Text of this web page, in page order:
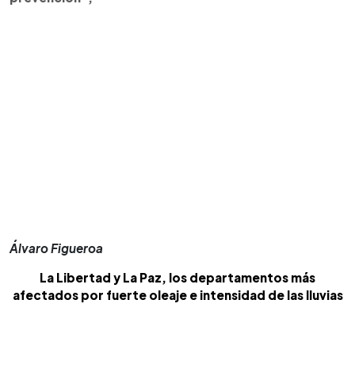
Álvaro Figueroa
La Libertad y La Paz, los departamentos más
afectados por fuerte oleaje e intensidad de las lluvias